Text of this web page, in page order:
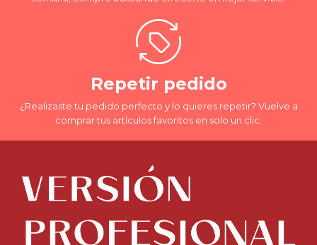
Repetir pedido
¿Realizaste tu pedido perfecto y lo quieres repetir? Vuelve a
comprar tus artículos favoritos en solo un clic.